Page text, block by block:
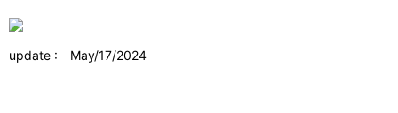
update : May/17/2024